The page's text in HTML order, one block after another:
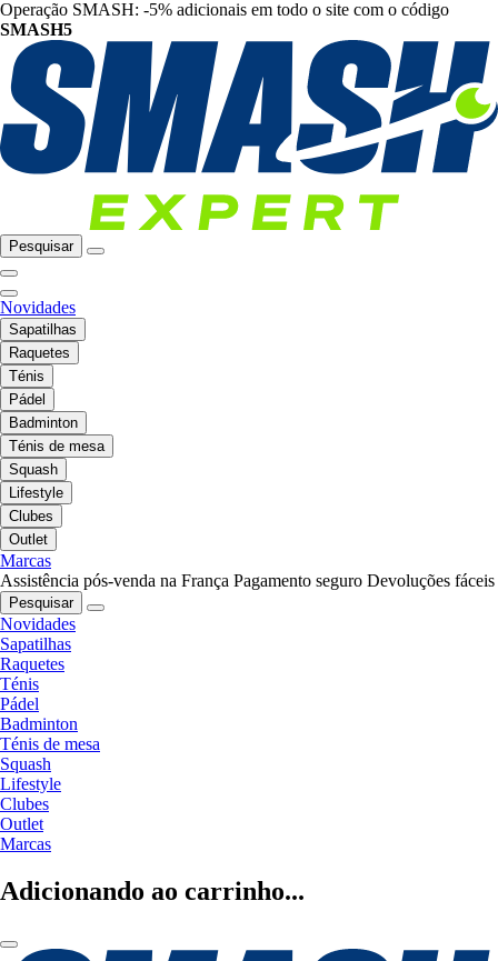
Operação SMASH: -5% adicionais em todo o site com o código
SMASH5
Pesquisar
Novidades
Sapatilhas
Raquetes
Ténis
Pádel
Badminton
Ténis de mesa
Squash
Lifestyle
Clubes
Outlet
Marcas
Assistência pós-venda na França Pagamento seguro Devoluções fáceis
Pesquisar
Novidades
Sapatilhas
Raquetes
Ténis
Pádel
Badminton
Ténis de mesa
Squash
Lifestyle
Clubes
Outlet
Marcas
Adicionando ao carrinho...